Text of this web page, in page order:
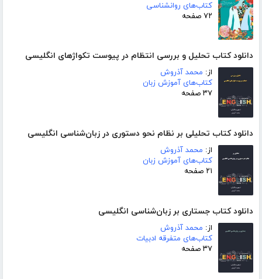
کتاب‌های روانشناسی
۷۲ صفحه
دانلود کتاب تحلیل و بررسی انتظام در پیوست تکواژهای انگلیسی
از: محمد آذروش
کتاب‌های آموزش زبان
۳۷ صفحه
دانلود کتاب تحلیلی بر نظام نحو دستوری در زبان‌شناسی انگلیسی
از: محمد آذروش
کتاب‌های آموزش زبان
۲۱ صفحه
دانلود کتاب جستاری بر زبان‌شناسی انگلیسی
از: محمد آذروش
کتاب‌های متفرقه ادبیات
۳۷ صفحه